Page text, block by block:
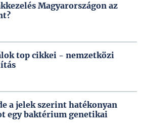
Magyarországon az
top cikkei - nemzetközi
a jelek szerint hatékonyan
egy baktérium genetikai